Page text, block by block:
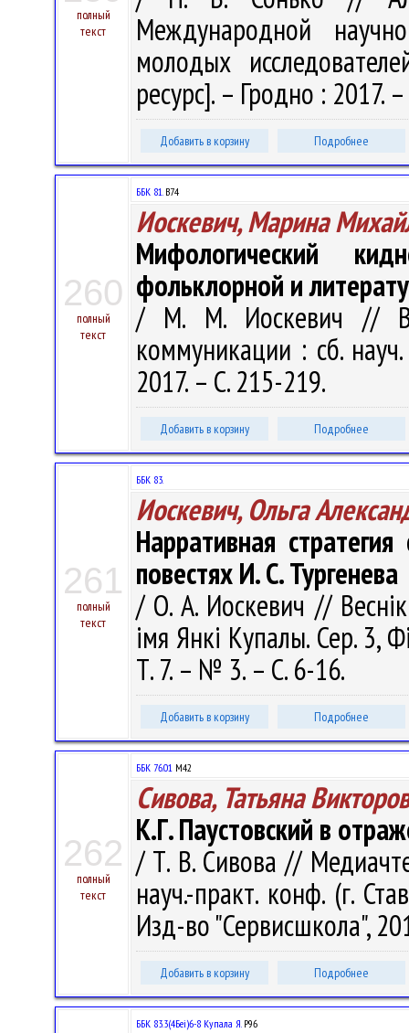
полный
текст
Международной
молодых
ресурс]. – Гродно : 2017.
Добавить в корзину Подробнее
260
полный
текст
ББК 81.В74
Иоскевич, Марина
Мифологический
фольклорной и
/ М. М. Иоскевич //
коммуникации : сб.
2017. – С. 215-219.
Добавить в корзину Подробнее
261
полный
текст
ББК 83.
Иоскевич, Ольга
Нарративная
повестях И. С. Тургенева
/ О. А. Иоскевич // Веснік
імя Янкі Купалы. Сер. 3,
Т. 7. – № 3. – С. 6-16.
Добавить в корзину Подробнее
262
полный
текст
ББК 76.01 М42
Сивова, Татьяна
К.Г. Паустовский в
/ Т. В. Сивова //
науч.-практ. конф. (г.
Изд-во "Сервисшкола",
Добавить в корзину Подробнее
ББК 83.3(4Беі)6-8 Купала Я.Р96